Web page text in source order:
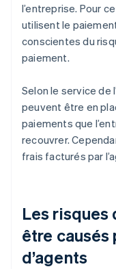
l’entreprise. Pour
utilisent le
conscientes du
paiement.
Selon le service de
peuvent être en
paiements que
recouvrer.
frais facturés par
Les risques
être causés
d’agents